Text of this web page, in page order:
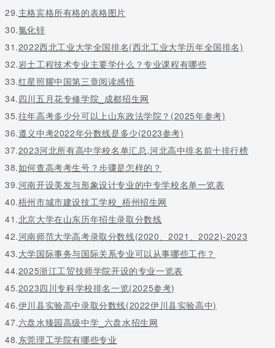
29.主格宾格所有格的表格图片
30.氯化锌
31.2022西北工业大学全国排名(西北工业大学历年全国排名)
32.岩土工程技术专业主要学什么？专业课程有哪些
33.红星照耀中国第三章阅读感悟
34.四川五月花专修学院_成都招生网
35.往年高考多少分可以上山东政法学院？(2025年参考)
36.遵义中考2022年分数线是多少(2023参考)
37.2023河北所有高中学校名单汇总,河北高中排名前十排行榜
38.如何查高考考生号？步骤是怎样的？
39.河南开设美发与形象设计专业的中专学校名单一览表
40.梧州市城市建设技工学校_梧州招生网
41.北京大学在山东历年招生录取分数线
42.河南师范大学高考录取分数线(2020、2021、2022)-2023
43.大学国际事务与国际关系专业可以从事哪些工作？
44.2025浙江工贸技师学院开设的专业一览表
45.2023四川专科学校排名一览(2025参考)
46.伊川县实验高中录取分数线(2022伊川县实验高中)
47.六盘水臻园高级中学_六盘水招生网
48.东莞理工学院有哪些专业